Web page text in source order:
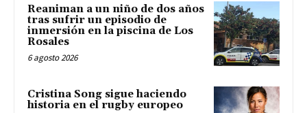
Reaniman a un niño de dos años
tras sufrir un episodio de
inmersión en la piscina de Los
Rosales
6 agosto 2026
Cristina Song sigue haciendo
historia en el rugby europeo